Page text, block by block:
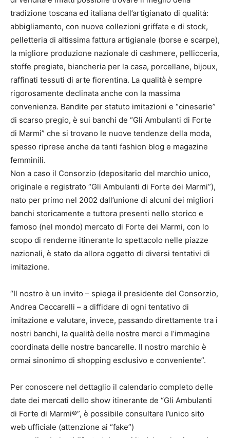
tradizione toscana ed italiana dell’artigianato di qualità:
abbigliamento, con nuove collezioni griffate e di stock,
pelletteria di altissima fattura artigianale (borse e scarpe),
la migliore produzione nazionale di cashmere, pellicceria,
stoffe pregiate, biancheria per la casa, porcellane, bijoux,
raffinati tessuti di arte fiorentina. La qualità è sempre
rigorosamente declinata anche con la massima
convenienza. Bandite per statuto imitazioni e “cineserie”
di scarso pregio, è sui banchi de “Gli Ambulanti di Forte
di Marmi” che si trovano le nuove tendenze della moda,
spesso riprese anche da tanti fashion blog e magazine
femminili.
Non a caso il Consorzio (depositario del marchio unico,
originale e registrato “Gli Ambulanti di Forte dei Marmi”),
nato per primo nel 2002 dall’unione di alcuni dei migliori
banchi storicamente e tuttora presenti nello storico e
famoso (nel mondo) mercato di Forte dei Marmi, con lo
scopo di renderne itinerante lo spettacolo nelle piazze
nazionali, è stato da allora oggetto di diversi tentativi di
imitazione.
“Il nostro è un invito – spiega il presidente del Consorzio,
Andrea Ceccarelli – a diffidare di ogni tentativo di
imitazione e valutare, invece, passando direttamente tra i
nostri banchi, la qualità delle nostre merci e l’immagine
coordinata delle nostre bancarelle. Il nostro marchio è
ormai sinonimo di shopping esclusivo e conveniente”.
Per conoscere nel dettaglio il calendario completo delle
date dei mercati dello show itinerante de “Gli Ambulanti
di Forte di Marmi®”, è possibile consultare l’unico sito
web ufficiale (attenzione ai “fake”)